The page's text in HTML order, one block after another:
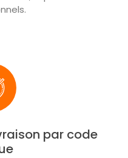
par code